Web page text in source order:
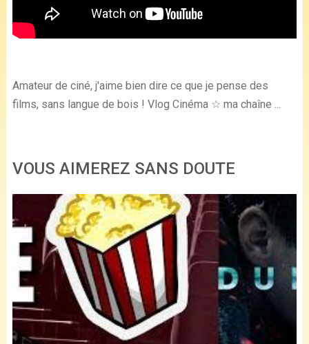
Amateur de ciné, j'aime bien dire ce que je pense des
films, sans langue de bois ! Vlog Cinéma ☆ ma chaîne ...
VOUS AIMEREZ SANS DOUTE